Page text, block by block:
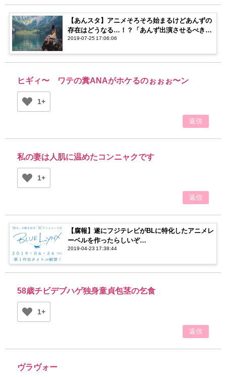
【あんスタ】アニメそろそろ始まるけどあんずの
存在はどうなる…！？「あんず出演させるべき」
論の現在はいかに…！
2019-07-25 17:06:06
ヒギィ〜 ワテの糞ANAがホケるのぉぉぉ〜ン
1+
返信
私の妻は人肌に温めたコンニャクです
1+
返信
【腐報】遂にフジテレビがBLに特化したアニメレ
ーベルを作ったらしいぞ…
2019-04-23 17:38:44
58歳チビデブハゲ独身童貞包茎の乞食
1+
返信
ヴラヴォー